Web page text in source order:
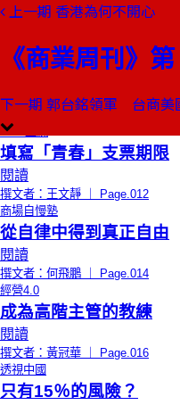
上一期 香港為何不開心
《商業周刊》
下一期 郭台銘領軍 台商美
本期目錄
限時免費總編輯的話
重要的，其實是那些沒
閱讀
撰文者：郭奕伶 ｜ Page.010
CEO上線
填寫「青春」支票期限
閱讀
撰文者：王文靜 ｜ Page.012
商場自慢塾
從自律中得到真正自由
閱讀
撰文者：何飛鵬 ｜ Page.014
經營4.0
成為高階主管的教練
閱讀
撰文者：黃冠華 ｜ Page.016
透視中國
只有15％的風險？